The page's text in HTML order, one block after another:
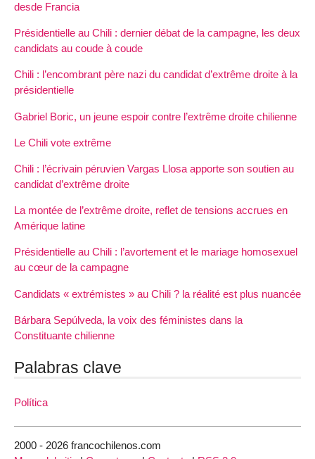
desde Francia
Présidentielle au Chili : dernier débat de la campagne, les deux
candidats au coude à coude
Chili : l’encombrant père nazi du candidat d’extrême droite à la
présidentielle
Gabriel Boric, un jeune espoir contre l’extrême droite chilienne
Le Chili vote extrême
Chili : l’écrivain péruvien Vargas Llosa apporte son soutien au
candidat d’extrême droite
La montée de l’extrême droite, reflet de tensions accrues en
Amérique latine
Présidentielle au Chili : l’avortement et le mariage homosexuel
au cœur de la campagne
Candidats « extrémistes » au Chili ? la réalité est plus nuancée
Bárbara Sepúlveda, la voix des féministes dans la
Constituante chilienne
Palabras clave
Política
2000 - 2026 francochilenos.com